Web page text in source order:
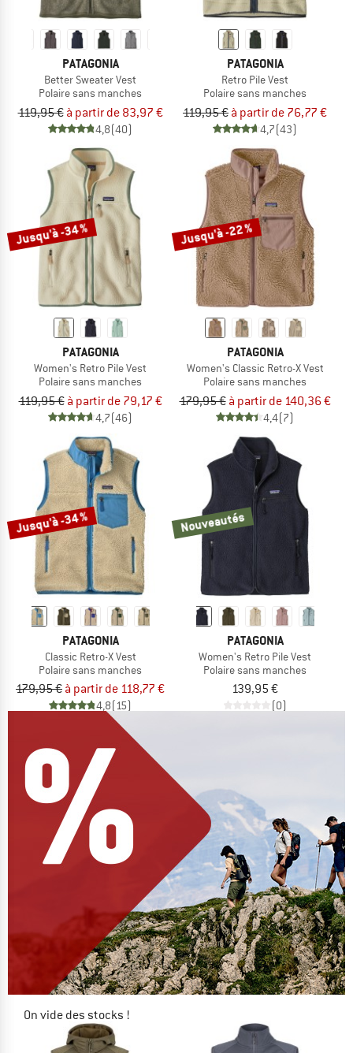
PATAGONIA
Better Sweater Vest
Polaire sans manches
119,95 € à partir de 83,97 €
4,8(40)
PATAGONIA
Retro Pile Vest
Polaire sans manches
119,95 € à partir de 76,77 €
4,7(43)
Jusqu'à -34 %
PATAGONIA
Women's Retro Pile Vest
Polaire sans manches
119,95 € à partir de 79,17 €
4,7(46)
Jusqu'à -22 %
PATAGONIA
Women's Classic Retro-X Vest
Polaire sans manches
179,95 € à partir de 140,36 €
4,4(7)
Jusqu'à -34 %
PATAGONIA
Classic Retro-X Vest
Polaire sans manches
179,95 € à partir de 118,77 €
4,8(15)
Nouveautés
PATAGONIA
Women's Retro Pile Vest
Polaire sans manches
139,95 €
(0)
On vide des stocks !
JUSQU'À -60 %